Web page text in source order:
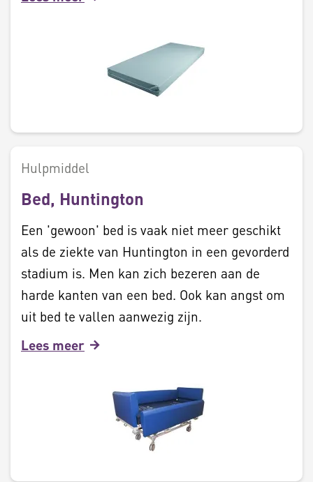
Hulpmiddel
Bed, Huntington
Een 'gewoon' bed is vaak niet meer geschikt
als de ziekte van Huntington in een gevorderd
stadium is. Men kan zich bezeren aan de
harde kanten van een bed. Ook kan angst om
uit bed te vallen aanwezig zijn.
Lees meer